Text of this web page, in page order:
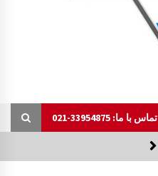
تماس با ما: 33954875-021